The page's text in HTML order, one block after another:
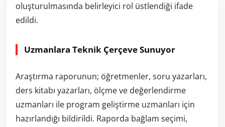
oluşturulmasında belirleyici rol üstlendiği ifade
edildi.
Uzmanlara Teknik Çerçeve Sunuyor
Araştırma raporunun; öğretmenler, soru yazarları,
ders kitabı yazarları, ölçme ve değerlendirme
uzmanları ile program geliştirme uzmanları için
hazırlandığı bildirildi. Raporda bağlam seçimi,